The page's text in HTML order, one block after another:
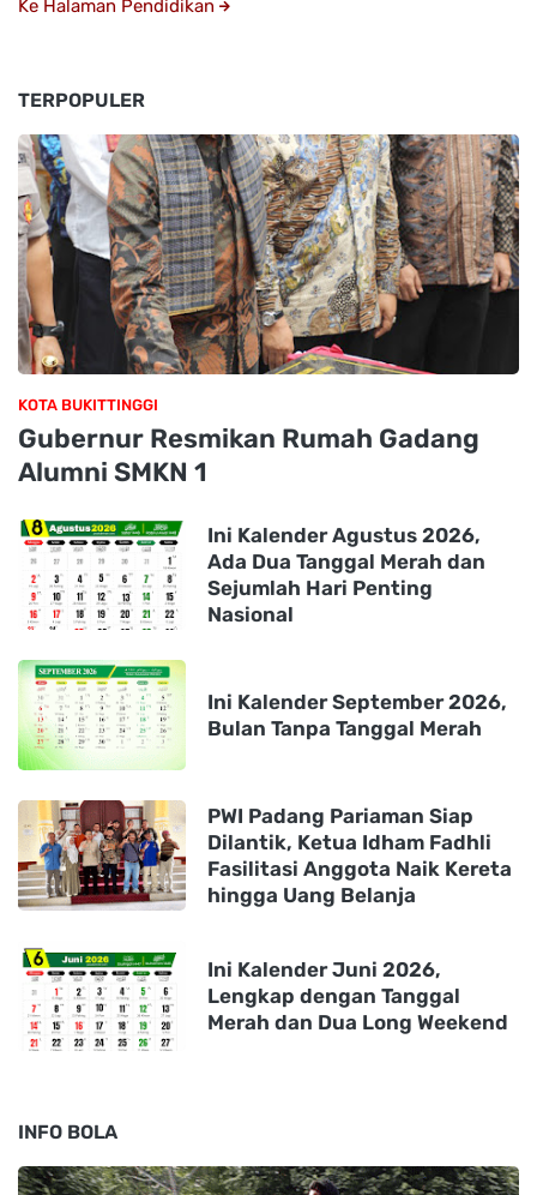
Ke Halaman Pendidikan
TERPOPULER
KOTA BUKITTINGGI
Gubernur Resmikan Rumah Gadang
Alumni SMKN 1
Ini Kalender Agustus 2026,
Ada Dua Tanggal Merah dan
Sejumlah Hari Penting
Nasional
Ini Kalender September 2026,
Bulan Tanpa Tanggal Merah
PWI Padang Pariaman Siap
Dilantik, Ketua Idham Fadhli
Fasilitasi Anggota Naik Kereta
hingga Uang Belanja
Ini Kalender Juni 2026,
Lengkap dengan Tanggal
Merah dan Dua Long Weekend
INFO BOLA